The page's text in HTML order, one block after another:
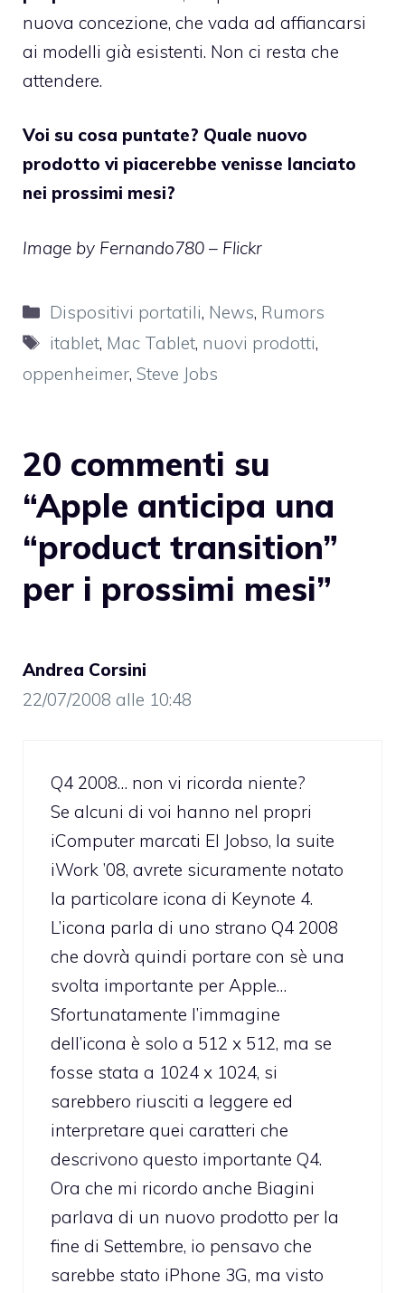
nuova concezione, che vada ad affiancarsi
ai modelli già esistenti. Non ci resta che
attendere.
Voi su cosa puntate? Quale nuovo
prodotto vi piacerebbe venisse lanciato
nei prossimi mesi?
Image by Fernando780 – Flickr
Categorie
Dispositivi portatili, News, Rumors
Tag
itablet, Mac Tablet, nuovi prodotti,
oppenheimer, Steve Jobs
20 commenti su
“Apple anticipa una
“product transition”
per i prossimi mesi”
Andrea Corsini
22/07/2008 alle 10:48
Q4 2008… non vi ricorda niente?
Se alcuni di voi hanno nel propri
iComputer marcati El Jobso, la suite
iWork ’08, avrete sicuramente notato
la particolare icona di Keynote 4.
L’icona parla di uno strano Q4 2008
che dovrà quindi portare con sè una
svolta importante per Apple…
Sfortunatamente l’immagine
dell’icona è solo a 512 x 512, ma se
fosse stata a 1024 x 1024, si
sarebbero riusciti a leggere ed
interpretare quei caratteri che
descrivono questo importante Q4.
Ora che mi ricordo anche Biagini
parlava di un nuovo prodotto per la
fine di Settembre, io pensavo che
sarebbe stato iPhone 3G, ma visto